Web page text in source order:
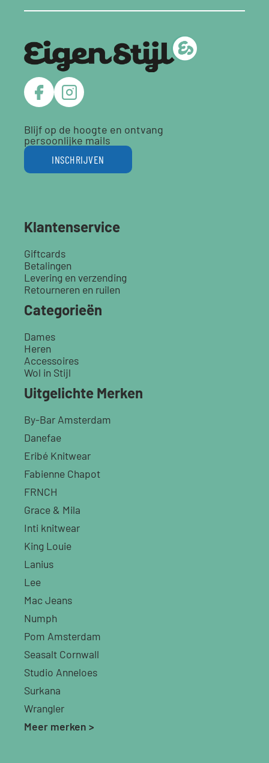
Blijf op de hoogte en ontvang
persoonlijke mails
INSCHRIJVEN
Klantenservice
Giftcards
Betalingen
Levering en verzending
Retourneren en ruilen
Categorieën
Dames
Heren
Accessoires
Wol in Stijl
Uitgelichte Merken
By-Bar Amsterdam
Danefae
Eribé Knitwear
Fabienne Chapot
FRNCH
Grace & Mila
Inti knitwear
King Louie
Lanius
Lee
Mac Jeans
Numph
Pom Amsterdam
Seasalt Cornwall
Studio Anneloes
Surkana
Wrangler
Meer merken >